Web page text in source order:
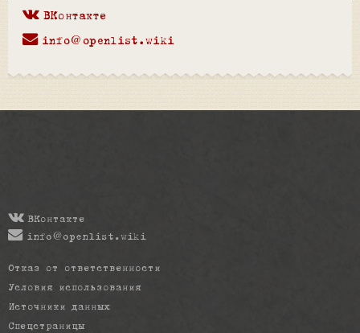
ВКонтакте
info@openlist.wiki
ВКонтакте
info@openlist.wiki
Отказ от ответственности
Условия использования
Источники данных
Спецстраницы